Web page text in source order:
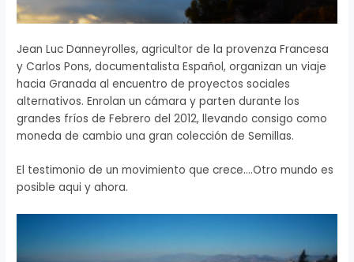
Jean Luc Danneyrolles, agricultor de la provenza Francesa
y Carlos Pons, documentalista Español, organizan un viaje
hacia Granada al encuentro de proyectos sociales
alternativos. Enrolan un cámara y parten durante los
grandes fríos de Febrero del 2012, llevando consigo como
moneda de cambio una gran colección de Semillas.
El testimonio de un movimiento que crece….Otro mundo es
posible aqui y ahora.